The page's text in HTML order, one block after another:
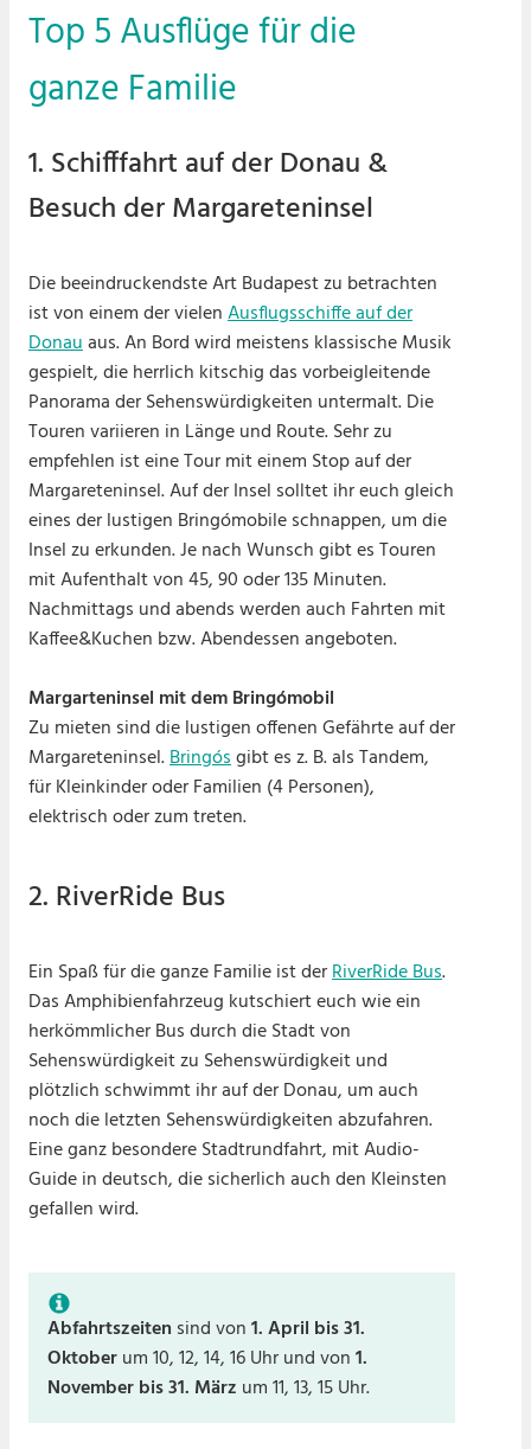
Top 5 Ausflüge für die
ganze Familie
1. Schifffahrt auf der Donau &
Besuch der Margareteninsel
Die beeindruckendste Art Budapest zu betrachten
ist von einem der vielenAusflugsschiffe auf der
Donauaus. An Bord wird meistens klassische Musik
gespielt, die herrlich kitschig das vorbeigleitende
Panorama der Sehenswürdigkeiten untermalt. Die
Touren variieren in Länge und Route. Sehr zu
empfehlen ist eine Tour mit einem Stop auf der
Margareteninsel. Auf der Insel solltet ihr euch gleich
eines der lustigen Bringómobile schnappen, um die
Insel zu erkunden. Je nach Wunsch gibt es Touren
mit Aufenthalt von 45, 90 oder 135 Minuten.
Nachmittags und abends werden auch Fahrten mit
Kaffee&Kuchen bzw. Abendessen angeboten.
Margarteninsel mit dem Bringómobil
Zu mieten sind die lustigen offenen Gefährte auf der
Margareteninsel.Bringósgibt es z. B. als Tandem,
für Kleinkinder oder Familien (4 Personen),
elektrisch oder zum treten.
2. RiverRide Bus
Ein Spaß für die ganze Familie ist derRiverRide Bus.
Das Amphibienfahrzeug kutschiert euch wie ein
herkömmlicher Bus durch die Stadt von
Sehenswürdigkeit zu Sehenswürdigkeit und
plötzlich schwimmt ihr auf der Donau, um auch
noch die letzten Sehenswürdigkeiten abzufahren.
Eine ganz besondere Stadtrundfahrt, mit Audio-
Guide in deutsch, die sicherlich auch den Kleinsten
gefallen wird.
Abfahrtszeiten sind von1. April bis 31.
Oktoberum 10, 12, 14, 16 Uhr und von1.
November bis 31. März um 11, 13, 15 Uhr.